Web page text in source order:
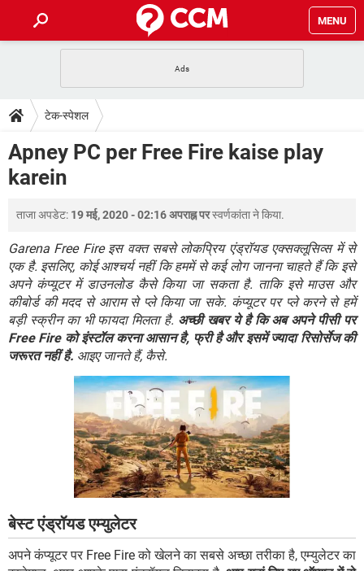
MENU
फोन पर अकाउंट बैलेंस चेक
WhatsApp Hack हो गया? Lucky Patcher यूज करें
टेक-स्पेशल
2020 के फ्री एंटीवायरस
बेस्ट फ्री ऑनलाइन गेम्स
डाउनलोड
Vidmate
FORUM
TikTok Account Freeze हो गया JioPhone में TikTok डाउनलोड
SBI बैंक अकाउंट नंबर पता करें
केबल और कनेक्टर्स कंप्यूटर बस
सीरियल और पैरलल पोर्ट
टेक-स्पेशल
Apney PC per Free Fire kaise play
karein
ताजा अपडेट: 19 मई, 2020 - 02:16 अपराह्न परस्वर्णकांताने किया.
Garena Free Fire इस वक्त सबसे लोकप्रिय एंड्रॉयड एक्सक्लूसिव्स में से
एक है. इसलिए, कोई आश्चर्य नहीं कि हममें से कई लोग जानना चाहते हैं कि इसे
अपने कंप्यूटर में डाउनलोड कैसे किया जा सकता है. ताकि इसे माउस और
कीबोर्ड की मदद से आराम से प्ले किया जा सके. कंप्यूटर पर प्ले करने से हमें
बड़ी स्क्रीन का भी फायदा मिलता है. अच्छी खबर ये है कि अब अपने पीसी पर
Free Fire को इंस्टॉल करना आसान है, फ्री है और इसमें ज्यादा रिसोर्सेज की
जरूरत नहीं है. आइए जानते हैं, कैसे.
बेस्ट एंड्रॉयड एम्युलेटर
अपने कंप्यूटर पर Free Fire को खेलने का सबसे अच्छा तरीका है, एम्युलेटर का